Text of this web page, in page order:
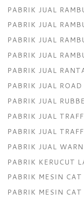
PABRIK JUAL
PABRIK JUAL
PABRIK JUAL
PABRIK JUAL
PABRIK JUAL
PABRIK JUAL ROAD
PABRIK JUAL
PABRIK JUAL
PABRIK JUAL
PABRIK JUAL
PABRIK KERUCUT
PABRIK MESIN
PABRIK MESIN